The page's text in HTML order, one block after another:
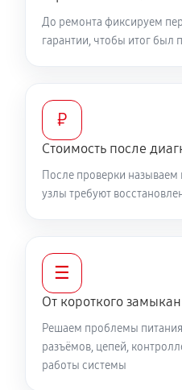
До ремонта фиксируем
гарантии, чтобы итог был
₽
Стоимость после
После проверки называем
узлы требуют
☰
От короткого
Решаем проблемы
разъёмов, цепей,
работы системы